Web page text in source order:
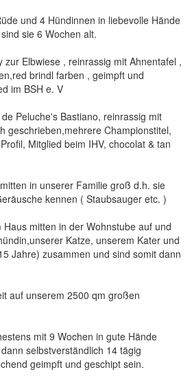
und 4 Hündinnen in liebevolle Hände
sie 6 Wochen alt.
zur Elbwiese , reinrassig mit Ahnentafel ,
brindl farben , geimpft und
im BSH e. V
Peluche's Bastiano, reinrassig mit
geschrieben,mehrere Championstitel,
Mitglied beim IHV, chocolat & tan
in unserer Familie groß d.h. sie
kennen ( Staubsauger etc. )
mitten in der Wohnstube auf und
Katze, unserem Kater und
Jahre) zusammen und sind somit dann
auf unserem 2500 qm großen
mit 9 Wochen in gute Hände
selbstverständlich 14 tägig
geimpft und geschipt sein.